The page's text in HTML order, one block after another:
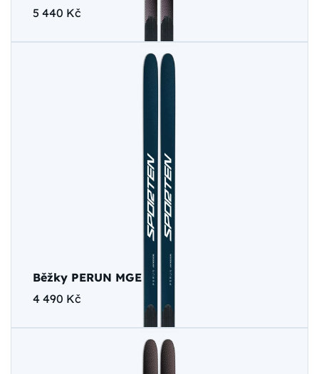
5 440 Kč
Běžky PERUN MGE
4 490 Kč